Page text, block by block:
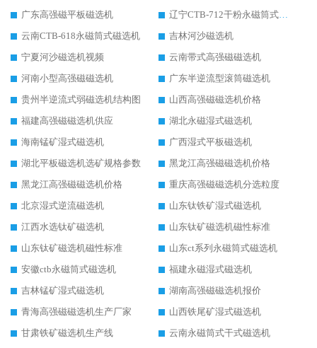
广东高强磁平板磁选机
辽宁CTB-712干粉永磁筒式磁选机
云南CTB-618永磁筒式磁选机
吉林河沙磁选机
宁夏河沙磁选机视频
云南带式高强磁磁选机
河南小型高强磁磁选机
广东半逆流型滚筒磁选机
贵州半逆流式弱磁选机结构图
山西高强磁磁选机价格
福建高强磁磁选机供应
湖北永磁湿式磁选机
海南锰矿湿式磁选机
广西湿式平板磁选机
湖北平板磁选机选矿规格参数
黑龙江高强磁磁选机价格
黑龙江高强磁磁选机价格
重庆高强磁磁选机分选粒度
北京湿式逆流磁选机
山东钛铁矿湿式磁选机
江西水选钛矿磁选机
山东钛矿磁选机磁性标准
山东钛矿磁选机磁性标准
山东ct系列永磁筒式磁选机
安徽ctb永磁筒式磁选机
福建永磁湿式磁选机
吉林锰矿湿式磁选机
湖南高强磁磁选机报价
青海高强磁磁选机生产厂家
山西铁尾矿湿式磁选机
甘肃铁矿磁选机生产线
云南永磁筒式干式磁选机